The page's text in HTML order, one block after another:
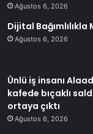
Ağustos 6, 2026
Dijital Bağımlılıkla
Ağustos 6, 2026
Ünlü iş insanı
kafede bıçaklı
ortaya çıktı
Ağustos 6, 2026